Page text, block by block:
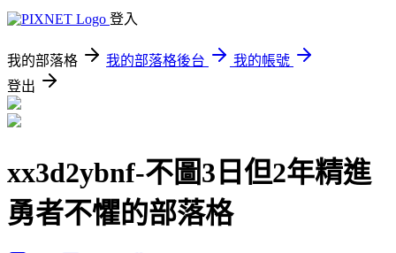
登入
我的部落格 我的部落格後台
我的帳號
登出
xx3d2ybnf-不圖3日但2年精進
勇者不懼的部落格